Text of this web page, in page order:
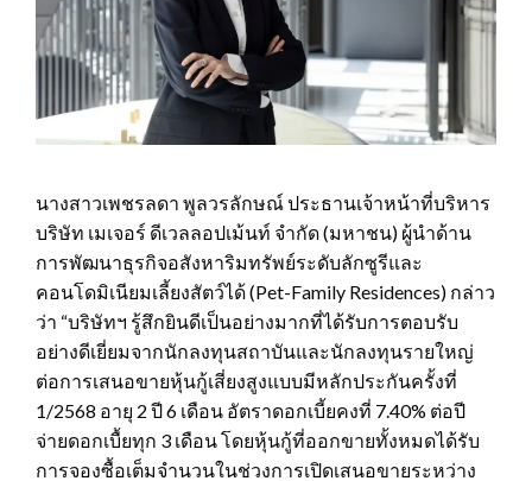
นางสาวเพชรลดา พูลวรลักษณ์ ประธานเจ้าหน้าที่บริหาร
บริษัท เมเจอร์ ดีเวลลอปเม้นท์ จำกัด (มหาชน) ผู้นำด้าน
การพัฒนาธุรกิจอสังหาริมทรัพย์ระดับลักซูรีและ
คอนโดมิเนียมเลี้ยงสัตว์ได้ (Pet-Family Residences) กล่าว
ว่า “บริษัทฯ รู้สึกยินดีเป็นอย่างมากที่ได้รับการตอบรับ
อย่างดีเยี่ยมจากนักลงทุนสถาบันและนักลงทุนรายใหญ่
ต่อการเสนอขายหุ้นกู้เสี่ยงสูงแบบมีหลักประกันครั้งที่
1/2568 อายุ 2 ปี 6 เดือน อัตราดอกเบี้ยคงที่ 7.40% ต่อปี
จ่ายดอกเบื้ยทุก 3 เดือน โดยหุ้นกู้ที่ออกขายทั้งหมดได้รับ
การจองซื้อเต็มจำนวนในช่วงการเปิดเสนอขายระหว่าง